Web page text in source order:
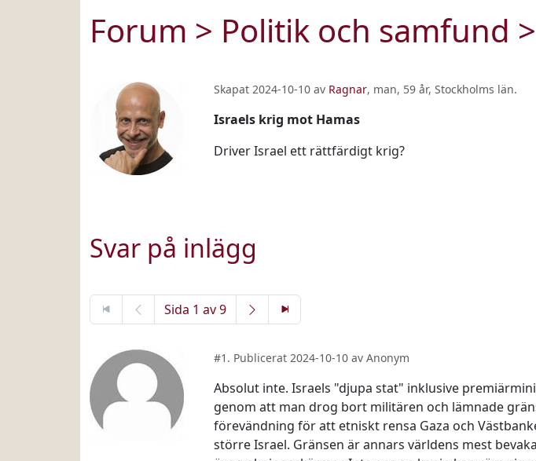
Forum > Politik och samfund
Skapat 2024-10-10 av Ragnar, man, 59 år, Stockholms län.
Israels krig mot Hamas
Driver Israel ett rättfärdigt krig?
Svar på inlägg
Sida 1 av 9
#1. Publicerat 2024-10-10 av Anonym
Absolut inte. Israels "djupa stat" inklusive
genom att man drog bort militären och lämnade
förevändning för att etniskt rensa Gaza och
större Israel. Gränsen är annars världens mest